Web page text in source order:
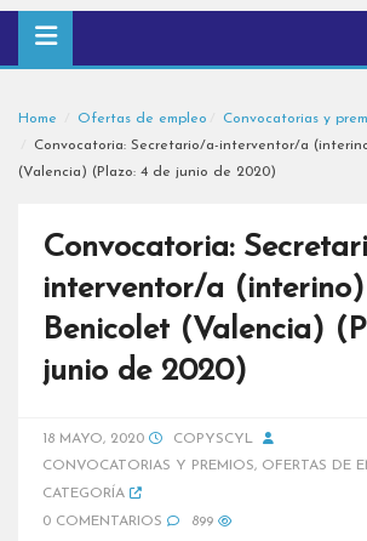
Home Ofertas de empleo
Convocatorias y
Convocatoria: Secretario/a-interventor/a
(Valencia) (Plazo: 4 de junio de 2020)
Convocatoria:
interventor/a
Benicolet (Valencia)
junio de 2020)
18 MAYO, 2020
COPYSCYL
CONVOCATORIAS Y PREMIOS, OFERTAS DE
CATEGORÍA
0 COMENTARIOS
899